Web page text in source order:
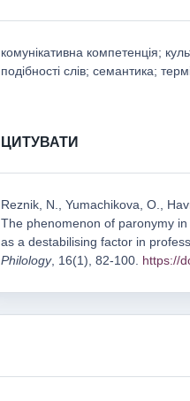
комунікативна компетенція;
подібності слів; семантика;
ЦИТУВАТИ
Reznіk, N., Yumachikova, O.,
The phenomenon of paronymy
as a destabilising factor in
Philology, 16(1), 82-100. https://